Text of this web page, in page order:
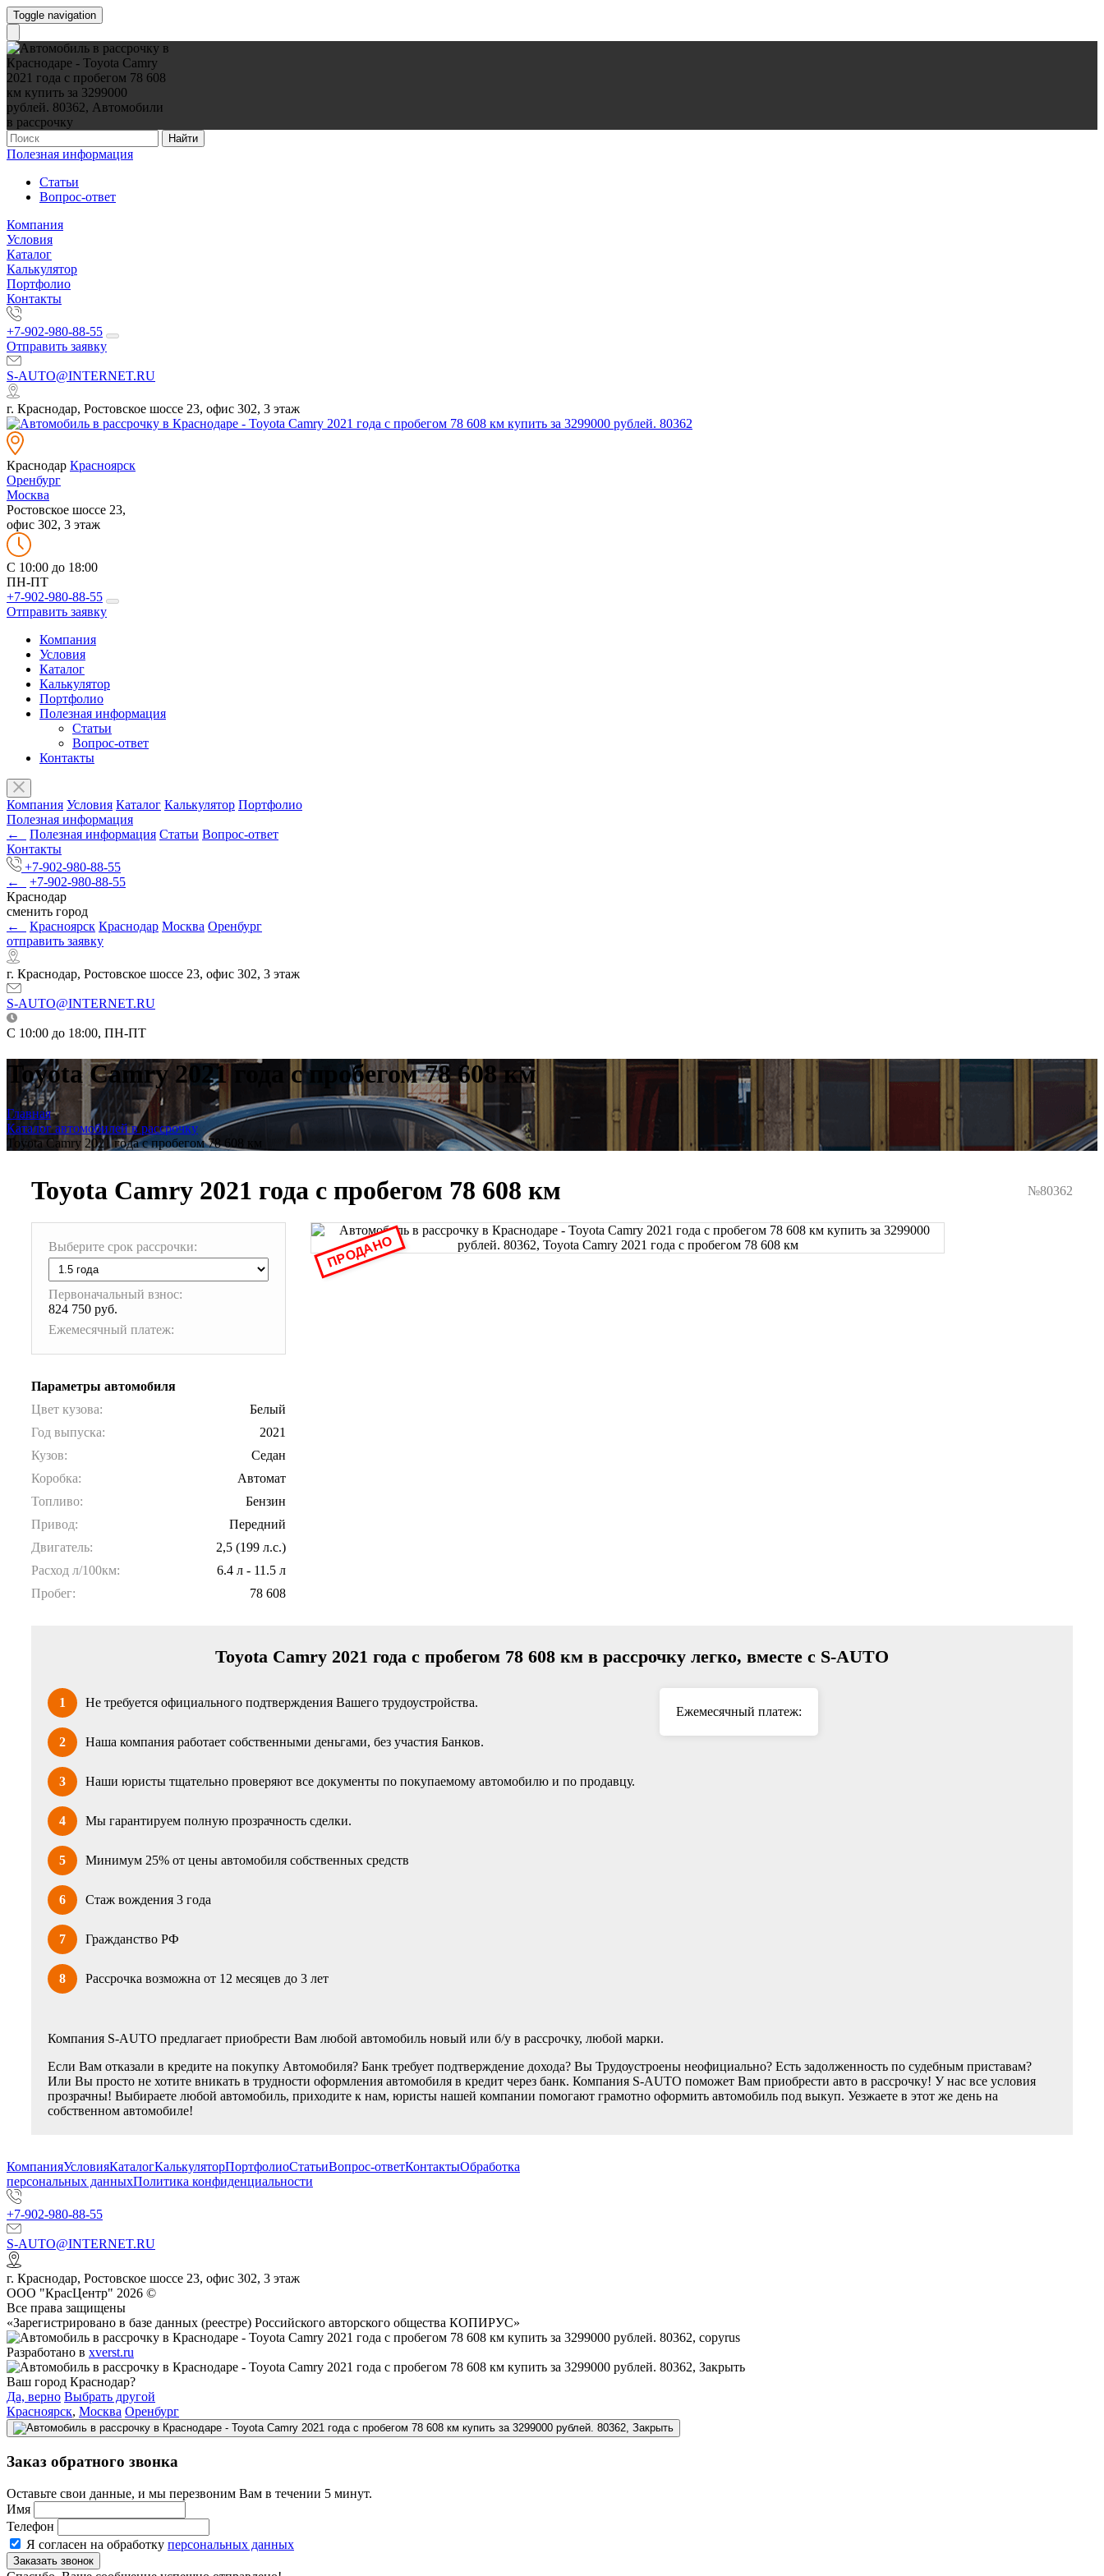
Toggle navigation
Найти
Полезная информация
Статьи
Вопрос-ответ
Компания
Условия
Каталог
Калькулятор
Портфолио
Контакты
+7-902-980-88-55
Отправить заявку
S-AUTO@INTERNET.RU
г. Краснодар, Ростовское шоссе 23, офис 302, 3 этаж
Краснодар Красноярск
Оренбург
Москва
Ростовское шоссе 23,
офис 302, 3 этаж
C 10:00 до 18:00
ПН-ПТ
+7-902-980-88-55
Отправить заявку
Компания
Условия
Каталог
Калькулятор
Портфолио
Полезная информация
Статьи
Вопрос-ответ
Контакты
Компания Условия Каталог Калькулятор Портфолио
Полезная информация
←
Полезная информация Статьи Вопрос-ответ
Контакты
+7-902-980-88-55
←
+7-902-980-88-55
Краснодар
сменить город
←
Красноярск Краснодар Москва Оренбург
отправить заявку
г. Краснодар, Ростовское шоссе 23, офис 302, 3 этаж
S-AUTO@INTERNET.RU
C 10:00 до 18:00, ПН-ПТ
Toyota Camry 2021 года с пробегом 78 608 км
Главная
Каталог автомобилей в рассрочку
Toyota Camry 2021 года с пробегом 78 608 км
Toyota Camry 2021 года с пробегом 78 608 км №80362
Выберите срок рассрочки:
Первоначальный взнос:
824 750 руб.
Ежемесячный платеж:
Параметры автомобиля
Цвет кузова:
Белый
Год выпуска:
2021
Кузов:
Седан
Коробка:
Автомат
Топливо:
Бензин
Привод:
Передний
Двигатель:
2,5 (199 л.с.)
Расход л/100км:
6.4 л - 11.5 л
Пробег:
78 608
ПРОДАНО
Toyota Camry 2021 года с пробегом 78 608 км в рассрочку легко, вместе с S-AUTO
1 Не требуется официального подтверждения Вашего трудоустройства.
2 Наша компания работает собственными деньгами, без участия Банков.
3 Наши юристы тщательно проверяют все документы по покупаемому автомобилю и по продавцу.
4 Мы гарантируем полную прозрачность сделки.
5 Минимум 25% от цены автомобиля собственных средств
6 Стаж вождения 3 года
7 Гражданство РФ
8 Рассрочка возможна от 12 месяцев до 3 лет
Ежемесячный платеж:
Компания S-AUTO предлагает приобрести Вам любой автомобиль новый или б/у в рассрочку, любой марки.
Если Вам отказали в кредите на покупку Автомобиля? Банк требует подтверждение дохода? Вы Трудоустроены неофициально? Есть задолженность по судебным приставам?
Или Вы просто не хотите вникать в трудности оформления автомобиля в кредит через банк. Компания S-AUTO поможет Вам приобрести авто в рассрочку! У нас все условия
прозрачны! Выбираете любой автомобиль, приходите к нам, юристы нашей компании помогают грамотно оформить автомобиль под выкуп. Уезжаете в этот же день на
собственном автомобиле!
КомпанияУсловияКаталогКалькуляторПортфолиоСтатьиВопрос-ответКонтактыОбработка
персональных данныхПолитика конфиденциальности
+7-902-980-88-55
S-AUTO@INTERNET.RU
г. Краснодар, Ростовское шоссе 23, офис 302, 3 этаж
ООО "КрасЦентр" 2026 ©
Все права защищены
«Зарегистрировано в базе данных (реестре) Российского авторского общества КОПИРУС»
Разработано в xverst.ru
Ваш город Краснодар?
Да, верно Выбрать другой
Красноярск, Москва Оренбург
Заказ обратного звонка
Оставьте свои данные, и мы перезвоним Вам в течении 5 минут.
Имя
Телефон
Я согласен на обработку персональных данных